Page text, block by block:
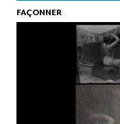
FAÇONNER